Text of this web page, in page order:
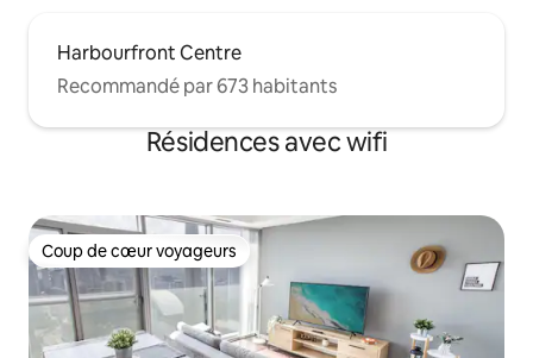
Harbourfront Centre
Recommandé par 673 habitants
Résidences avec wifi
Coup de cœur voyageurs
Coup de cœur voyageurs